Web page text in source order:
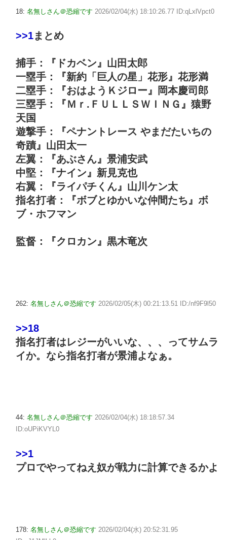
18: 名無しさん＠恐縮です 2026/02/04(水) 18:10:26.77 ID:qLxlVpct0
>>1まとめ
捕手：『ドカベン』山田太郎
一塁手：『新約「巨人の星」花形』花形満
二塁手：『おはようＫジロー』岡本慶司郎
三塁手：『Ｍｒ.ＦＵＬＬＳＷＩＮＧ』猿野
天国
遊撃手：『ペナントレース やまだたいちの
奇蹟』山田太一
左翼：『あぶさん』景浦安武
中堅：『ナイン』新見克也
右翼：『ライパチくん』山川ケン太
指名打者：『ボブとゆかいな仲間たち』ボ
ブ・ホフマン
監督：『クロカン』黒木竜次
262: 名無しさん＠恐縮です 2026/02/05(木) 00:21:13.51 ID:/nf9F9l50
>>18
指名打者はレジーがいいな、、、ってサムラ
イか。なら指名打者が景浦よなぁ。
44: 名無しさん＠恐縮です 2026/02/04(水) 18:18:57.34
ID:oUPiKVYL0
>>1
プロでやってねえ奴が戦力に計算できるかよ
178: 名無しさん＠恐縮です 2026/02/04(水) 20:52:31.95